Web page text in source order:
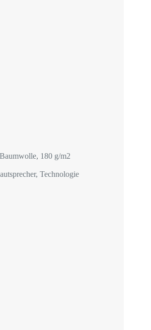
180 g/m2
, Technologie